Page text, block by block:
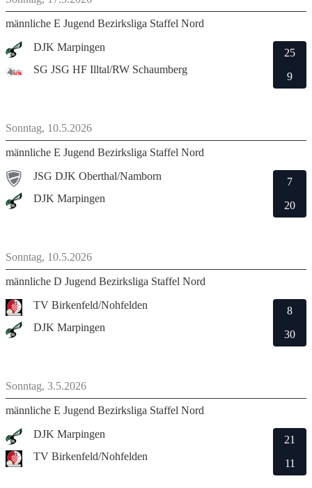
männliche E Jugend Bezirksliga Staffel Nord
DJK Marpingen
SG JSG HF Illtal/RW Schaumberg
25
9
Sonntag, 10.5.2026
männliche E Jugend Bezirksliga Staffel Nord
JSG DJK Oberthal/Namborn
DJK Marpingen
7
20
Sonntag, 10.5.2026
männliche D Jugend Bezirksliga Staffel Nord
TV Birkenfeld/Nohfelden
DJK Marpingen
8
30
Sonntag, 3.5.2026
männliche E Jugend Bezirksliga Staffel Nord
DJK Marpingen
TV Birkenfeld/Nohfelden
21
11